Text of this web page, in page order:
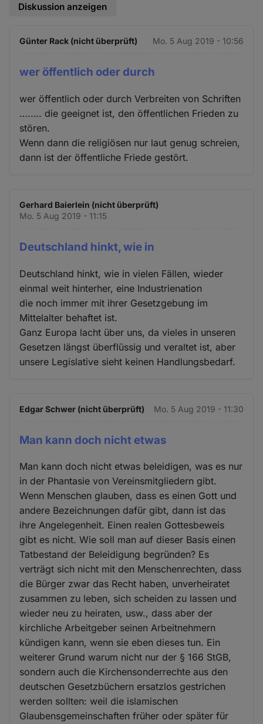
Diskussion anzeigen
Günter Rack (nicht überprüft) Mo. 5 Aug 2019 - 10:56
wer öffentlich oder durch
wer öffentlich oder durch Verbreiten von Schriften
….…. die geeignet ist, den öffentlichen Frieden zu
stören.
Wenn dann die religiösen nur laut genug schreien,
dann ist der öffentliche Friede gestört.
Gerhard Baierlein (nicht überprüft)
Mo. 5 Aug 2019 - 11:15
Deutschland hinkt, wie in
Deutschland hinkt, wie in vielen Fällen, wieder
einmal weit hinterher, eine Industrienation
die noch immer mit ihrer Gesetzgebung im
Mittelalter behaftet ist.
Ganz Europa lacht über uns, da vieles in unseren
Gesetzen längst überflüssig und veraltet ist, aber
unsere Legislative sieht keinen Handlungsbedarf.
Edgar Schwer (nicht überprüft) Mo. 5 Aug 2019 - 11:30
Man kann doch nicht etwas
Man kann doch nicht etwas beleidigen, was es nur
in der Phantasie von Vereinsmitgliedern gibt.
Wenn Menschen glauben, dass es einen Gott und
andere Bezeichnungen dafür gibt, dann ist das
ihre Angelegenheit. Einen realen Gottesbeweis
gibt es nicht. Wie soll man auf dieser Basis einen
Tatbestand der Beleidigung begründen? Es
verträgt sich nicht mit den Menschenrechten, dass
die Bürger zwar das Recht haben, unverheiratet
zusammen zu leben, sich scheiden zu lassen und
wieder neu zu heiraten, usw., dass aber der
kirchliche Arbeitgeber seinen Arbeitnehmern
kündigen kann, wenn sie eben dieses tun. Ein
weiterer Grund warum nicht nur der § 166 StGB,
sondern auch die Kirchensonderrechte aus den
deutschen Gesetzbüchern ersatzlos gestrichen
werden sollten: weil die islamischen
Glaubensgemeinschaften früher oder später für